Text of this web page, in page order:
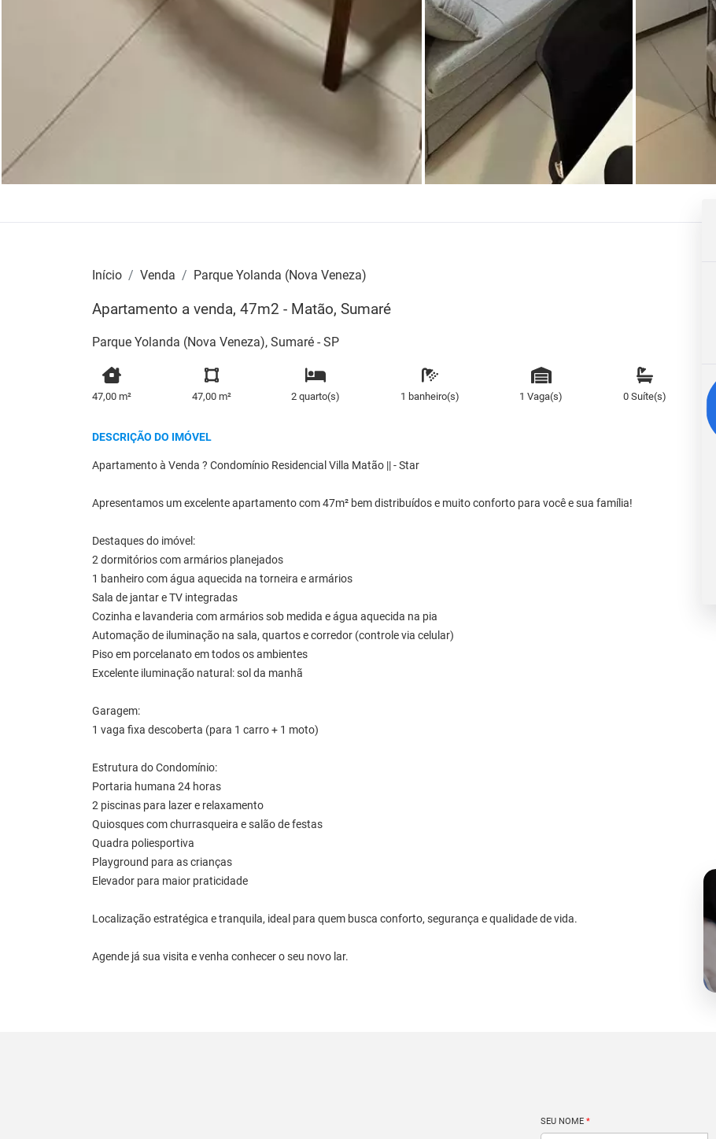
Início Venda Parque Yolanda (Nova Veneza)
Apartamento a venda, 47m2 - Matão, Sumaré
Parque Yolanda (Nova Veneza), Sumaré - SP
47,00 m² 47,00 m² 2 quarto(s) 1 banheiro(s) 1 Vaga(s) 0 Suíte(s)
DESCRIÇÃO DO IMÓVEL
Apartamento à Venda ? Condomínio Residencial Villa Matão || - Star
Apresentamos um excelente apartamento com 47m² bem distribuídos e muito conforto para você e sua família!
Destaques do imóvel:
2 dormitórios com armários planejados
1 banheiro com água aquecida na torneira e armários
Sala de jantar e TV integradas
Cozinha e lavanderia com armários sob medida e água aquecida na pia
Automação de iluminação na sala, quartos e corredor (controle via celular)
Piso em porcelanato em todos os ambientes
Excelente iluminação natural: sol da manhã
Garagem:
1 vaga fixa descoberta (para 1 carro + 1 moto)
Estrutura do Condomínio:
Portaria humana 24 horas
2 piscinas para lazer e relaxamento
Quiosques com churrasqueira e salão de festas
Quadra poliesportiva
Playground para as crianças
Elevador para maior praticidade
Localização estratégica e tranquila, ideal para quem busca conforto, segurança e qualidade de vida.
Agende já sua visita e venha conhecer o seu novo lar.
SEU NOME *